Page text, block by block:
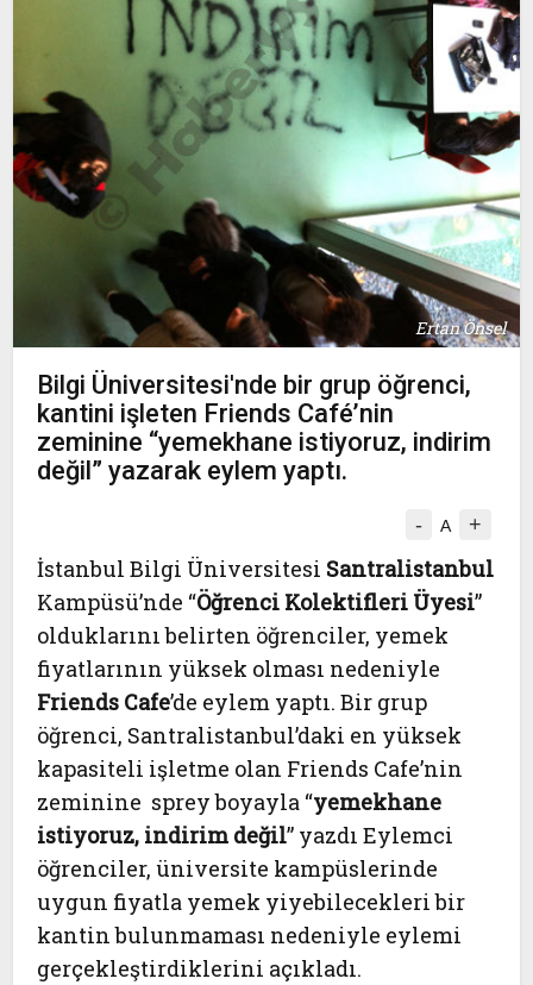
Ertan Önsel
Bilgi Üniversitesi'nde bir grup öğrenci,
kantini işleten Friends Café’nin
zeminine “yemekhane istiyoruz, indirim
değil” yazarak eylem yaptı.
- A +
İstanbul Bilgi Üniversitesi Santralistanbul
Kampüsü’nde “Öğrenci Kolektifleri Üyesi”
olduklarını belirten öğrenciler, yemek
fiyatlarının yüksek olması nedeniyle
Friends Cafe’de eylem yaptı. Bir grup
öğrenci, Santralistanbul’daki en yüksek
kapasiteli işletme olan Friends Cafe’nin
zeminine sprey boyayla “yemekhane
istiyoruz, indirim değil” yazdı Eylemci
öğrenciler, üniversite kampüslerinde
uygun fiyatla yemek yiyebilecekleri bir
kantin bulunmaması nedeniyle eylemi
gerçekleştirdiklerini açıkladı.